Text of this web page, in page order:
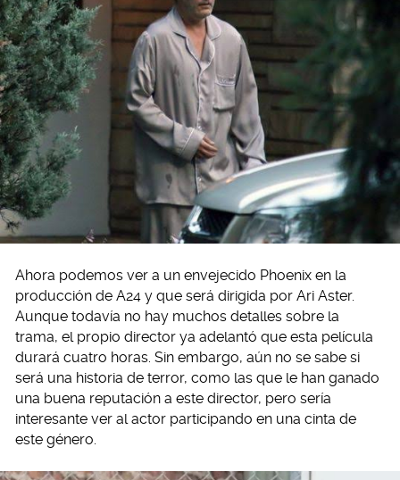
Ahora podemos ver a un envejecido Phoenix en la
producción de A24 y que será dirigida por Ari Aster.
Aunque todavía no hay muchos detalles sobre la
trama, el propio director ya adelantó que esta película
durará cuatro horas. Sin embargo, aún no se sabe si
será una historia de terror, como las que le han ganado
una buena reputación a este director, pero sería
interesante ver al actor participando en una cinta de
este género.